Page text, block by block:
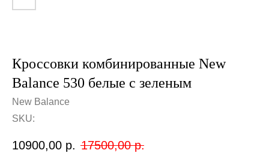
Кроссовки комбинированные New
Balance 530 белые с зеленым
New Balance
SKU:
10900,00 р. 17500,00 р.